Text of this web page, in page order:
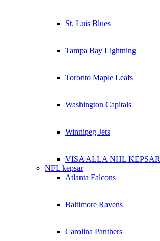
St. Luis Blues
Tampa Bay Lightning
Toronto Maple Leafs
Washington Capitals
Winnipeg Jets
VISA ALLA NHL KEPSAR
NFL kepsar
Atlanta Falcons
Baltimore Ravens
Carolina Panthers